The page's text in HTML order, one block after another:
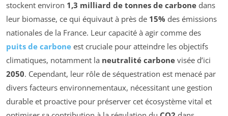
stockent environ 1,3 milliard de tonnes de carbone dans
leur biomasse, ce qui équivaut à près de 15% des émissions
nationales de la France. Leur capacité à agir comme des
puits de carbone est cruciale pour atteindre les objectifs
climatiques, notamment la neutralité carbone visée d’ici
2050. Cependant, leur rôle de séquestration est menacé par
divers facteurs environnementaux, nécessitant une gestion
durable et proactive pour préserver cet écosystème vital et